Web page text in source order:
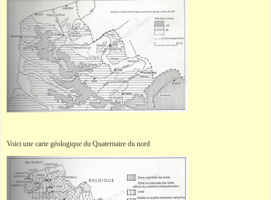
Voici une carte géologique du Quaternaire du nord